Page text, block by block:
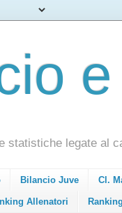
statistiche legate al
Bilancio Juve Cl.
Allenatori